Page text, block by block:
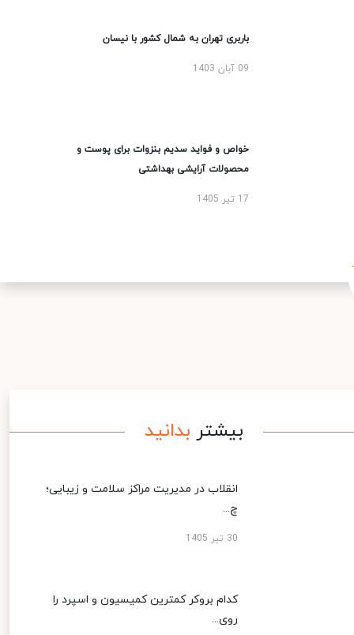
باربری تهران به شمال کشور با نیسان
09 آبان 1403
خواص و فواید سدیم بنزوات برای پوست و
محصولات آرایشی بهداشتی
17 تیر 1405
بیشتر بدانید
انقلاب در مدیریت مراکز سلامت و زیبایی؛
چ...
30 تیر 1405
کدام بروکر کمترین کمیسیون و اسپرد را
روی...